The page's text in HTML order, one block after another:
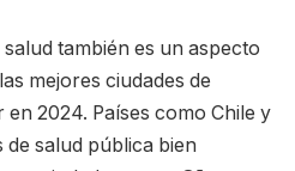
salud también es un aspecto
mejores ciudades de
2024. Países como Chile y
salud pública bien